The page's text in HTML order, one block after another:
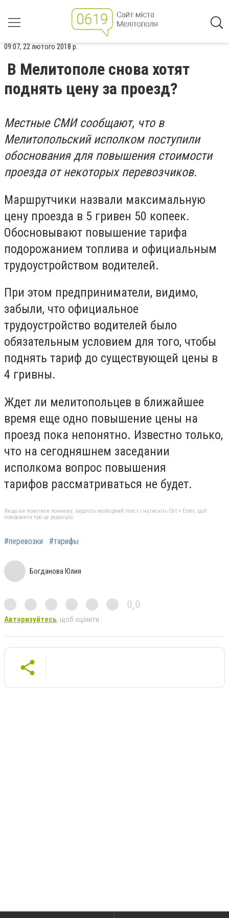
09:07, 22 лютого 2018 р.
В Мелитополе снова хотят
поднять цену за проезд?
Местные СМИ сообщают, что в
Мелитопольский исполком поступили
обоснования для повышения стоимости
проезда от некоторых перевозчиков.
Маршрутчики назвали максимальную
цену проезда в 5 гривен 50 копеек.
Обосновывают повышение тарифа
подорожанием топлива и официальным
трудоустройством водителей.
При этом предприниматели, видимо,
забыли, что официальное
трудоустройство водителей было
обязательным условием для того, чтобы
поднять тариф до существующей цены в
4 гривны.
Ждет ли мелитопольцев в ближайшее
время еще одно повышение цены на
проезд пока непонятно. Известно только,
что на сегодняшнем заседании
исполкома вопрос повышения
тарифов рассматриваться не будет.
Якщо ви помітили помилку, виділіть необхідний текст і натисніть Ctrl + Enter, щоб
повідомити про це редакцію
#перевозки #тарифы
Богданова Юлия
0,0
Авторизуйтесь, щоб оцінити